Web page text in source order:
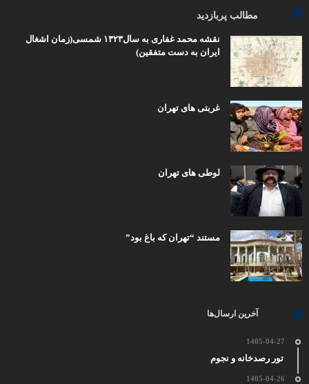
مطالب پربازدید
نقشه محمد غفاری به سال۱۳۲۳ شمسی(زمان اشغال
ایران به دست متفقین)
غربتی های تهران
لوطی های تهران
مستند “تهران که باغ بود”
آخرین ارسال‌ها
1405-04-27
تور رصدخانه و نجوم
1405-04-26